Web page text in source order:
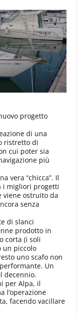
progetto
di una
ristretto di
cui poter sia
più
vera “chicca”. Il
i migliori progetti
viene ostruito da
senza
di slanci
prodotto in
corta (i soli
un piccolo
uno scafo non
Un
decennio.
per Alpa, il
l’operazione
facendo vacillare